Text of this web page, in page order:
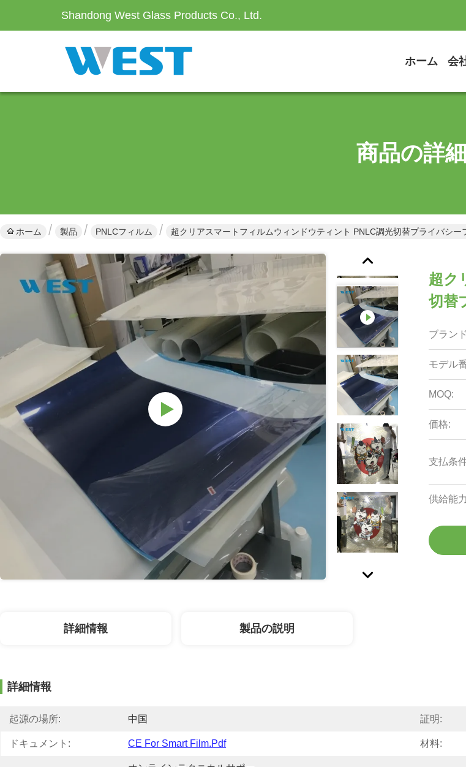
Shandong West Glass Products Co., Ltd.
ホーム 会
商品の詳細
ホーム 製品 PNLCフィルム 超クリアスマートフィルムウィンドウティント PNLC調光切替プライバシー
超ク
切替
ブラン
モデル
MOQ:
価格:
支払条
供給能
詳細情報 製品の説明
詳細情報
起源の場所: 中国 証明:
ドキュメント: CE For Smart Film.pdf 材料: